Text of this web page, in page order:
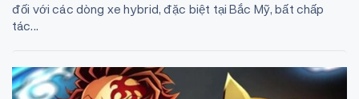
đối với các dòng xe hybrid, đặc biệt tại Bắc Mỹ, bất chấp
tác...